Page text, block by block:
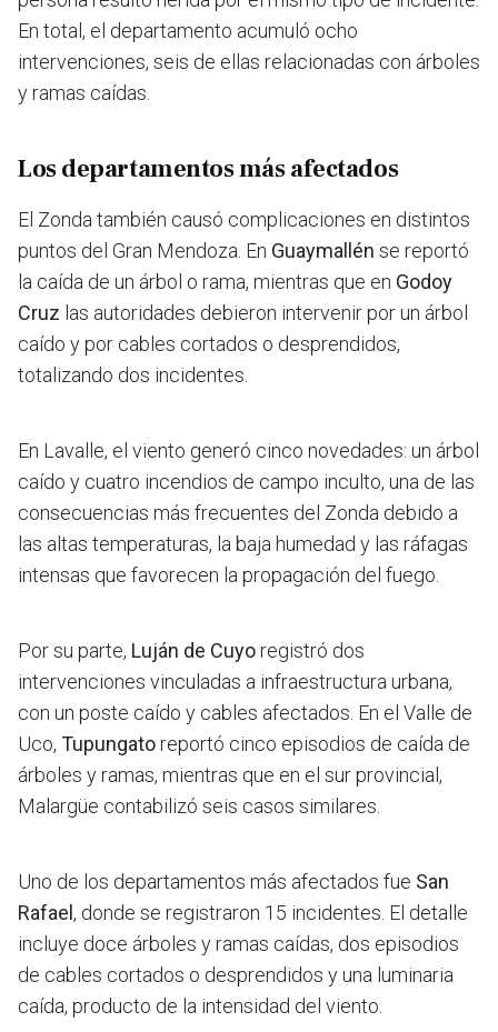
En total, el departamento acumuló ocho
intervenciones, seis de ellas relacionadas con árboles
y ramas caídas.
Los departamentos más afectados
El Zonda también causó complicaciones en distintos
puntos del Gran Mendoza. En Guaymallén se reportó
la caída de un árbol o rama, mientras que en Godoy
Cruz las autoridades debieron intervenir por un árbol
caído y por cables cortados o desprendidos,
totalizando dos incidentes.
En Lavalle, el viento generó cinco novedades: un árbol
caído y cuatro incendios de campo inculto, una de las
consecuencias más frecuentes del Zonda debido a
las altas temperaturas, la baja humedad y las ráfagas
intensas que favorecen la propagación del fuego.
Por su parte, Luján de Cuyoregistró dos
intervenciones vinculadas a infraestructura urbana,
con un poste caído y cables afectados. En el Valle de
Uco, Tupungatoreportó cinco episodios de caída de
árboles y ramas, mientras que en el sur provincial,
Malargüe contabilizó seis casos similares.
Uno de los departamentos más afectados fue San
Rafael , donde se registraron 15 incidentes. El detalle
incluye doce árboles y ramas caídas, dos episodios
de cables cortados o desprendidos y una luminaria
caída, producto de la intensidad del viento.